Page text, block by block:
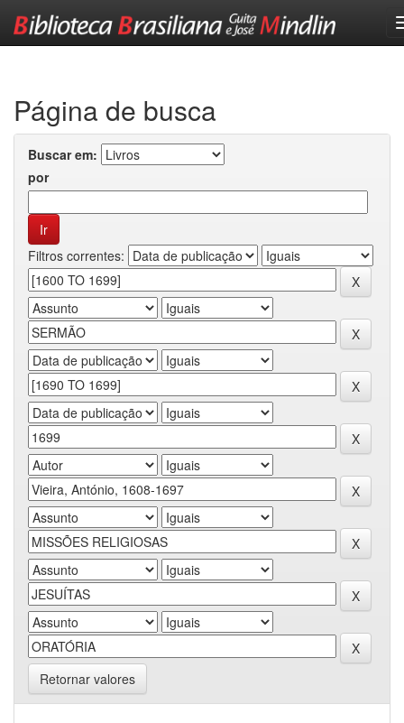
Página de busca
Buscar em:
por
Filtros correntes:
Retornar valores